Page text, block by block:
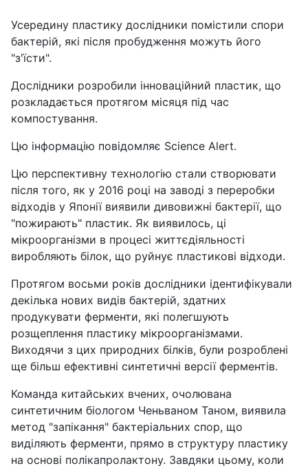
Усередину пластику дослідники помістили спори
бактерій, які після пробудження можуть його
"з'їсти".
Дослідники розробили інноваційний пластик, що
розкладається протягом місяця під час
компостування.
Цю інформацію повідомляє Science Alert.
Цю перспективну технологію стали створювати
після того, як у 2016 році на заводі з переробки
відходів у Японії виявили дивовижні бактерії, що
"пожирають" пластик. Як виявилось, ці
мікроорганізми в процесі життєдіяльності
виробляють білок, що руйнує пластикові відходи.
Протягом восьми років дослідники ідентифікували
декілька нових видів бактерій, здатних
продукувати ферменти, які полегшують
розщеплення пластику мікроорганізмами.
Виходячи з цих природних білків, були розроблені
ще більш ефективні синтетичні версії ферментів.
Команда китайських вчених, очолювана
синтетичним біологом Ченьваном Таном, виявила
метод "запікання" бактеріальних спор, що
виділяють ферменти, прямо в структуру пластику
на основі полікапролактону. Завдяки цьому, коли